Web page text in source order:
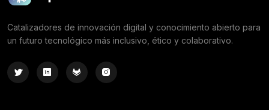
Catalizadores de innovación digital y conocimiento abierto para
un futuro tecnológico más inclusivo, ético y colaborativo.